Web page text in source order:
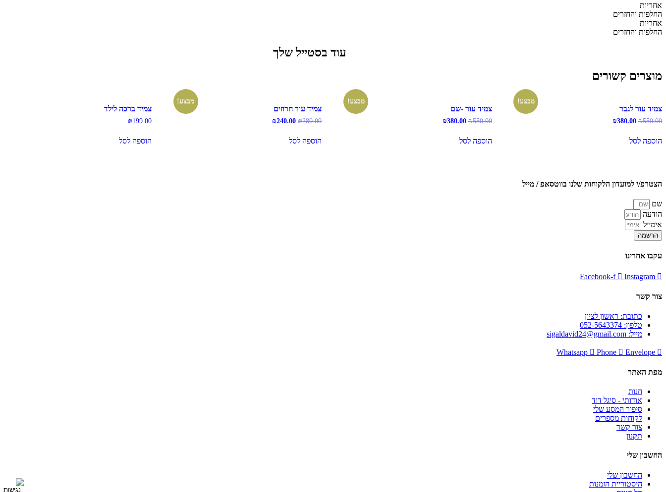
גורמט
לגבר
אחריות
החלפות והחזרים
אחריות
החלפות והחזרים
עוד בסטייל שלך
מוצרים קשורים
מבצע!
צמיד עור לגבר
₪550.00
המחיר
היה:
₪550.00.
₪380.00 המחיר
הוספה לסל
מבצע!
צמיד עור -שם
₪550.00
המחיר
היה:
₪550.00.
₪380.00 המחיר
הוספה לסל
מבצע!
צמיד עור חרוזים
₪280.00
המחיר
היה:
₪280.00.
₪240.00 המחיר
הוספה לסל
צמיד ברכה לילד
₪199.00
הוספה לסל
הצטרפ/י למועדון הלקוחות שלנו בווטסאפ / מייל
שם
הודעה
אימייל
הרשמה
עקבו אחרינו
Facebook-f Instagram
צור קשר
כתובת: ראשון לציון
טלפון: 052-5643374
מייל: sigaldavid24@gmail.com
Whatsapp Phone Envelope
מפת האתר
חנות
אודותי - סיגל דוד
סיפור המסע שלי
לקוחות מספרים
צור קשר
תקנון
החשבון שלי
החשבון שלי
היסטוריית הזמנות